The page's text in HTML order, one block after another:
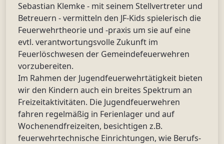
Sebastian Klemke - mit seinem Stellvertreter und
Betreuern - vermitteln den JF-Kids spielerisch die
Feuerwehrtheorie und -praxis um sie auf eine
evtl. verantwortungsvolle Zukunft im
Feuerlöschwesen der Gemeindefeuerwehren
vorzubereiten.
Im Rahmen der Jugendfeuerwehrtätigkeit bieten
wir den Kindern auch ein breites Spektrum an
Freizeitaktivitäten. Die Jugendfeuerwehren
fahren regelmäßig in Ferienlager und auf
Wochenendfreizeiten, besichtigen z.B.
feuerwehrtechnische Einrichtungen, wie Berufs-